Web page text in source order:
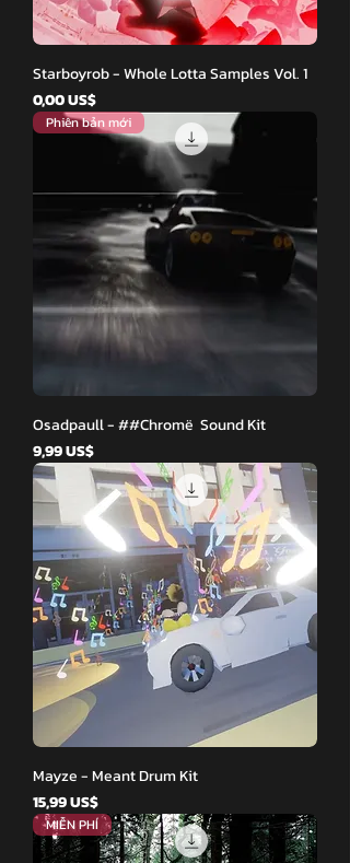
Starboyrob - Whole Lotta Samples Vol. 1
Giá
0,00 US$
Phiên bản mới
Osadpaull - ##Chromë Sound Kit
Giá
9,99 US$
Mayze - Meant Drum Kit
Giá
15,99 US$
MIỄN PHÍ